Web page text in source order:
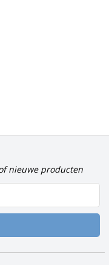
nieuwe producten